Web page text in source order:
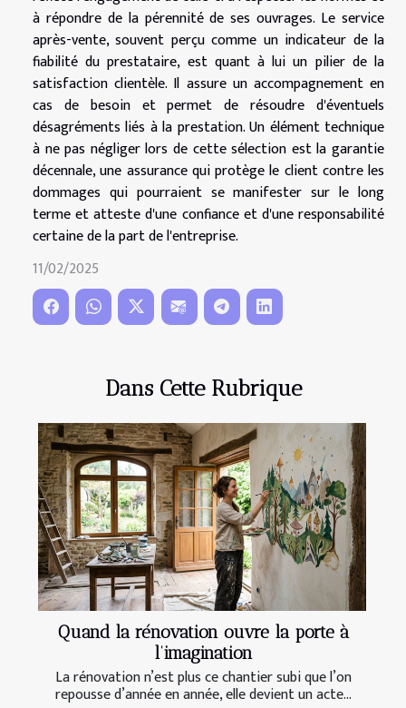
Dans Cette Rubrique
Quand la rénovation ouvre la porte à
l’imagination
La rénovation n’est plus ce chantier subi que l’on
repousse d’année en année, elle devient un acte...
à répondre de la pérennité de ses ouvrages. Le service
après-vente, souvent perçu comme un indicateur de la
fiabilité du prestataire, est quant à lui un pilier de la
satisfaction clientèle. Il assure un accompagnement en
cas de besoin et permet de résoudre d'éventuels
désagréments liés à la prestation. Un élément technique
à ne pas négliger lors de cette sélection est la garantie
décennale, une assurance qui protège le client contre les
dommages qui pourraient se manifester sur le long
terme et atteste d'une confiance et d'une responsabilité
certaine de la part de l'entreprise.
11/02/2025